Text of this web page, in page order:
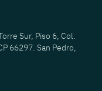
Sur, Piso 6, Col.
66297. San Pedro,